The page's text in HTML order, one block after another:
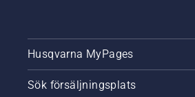
Husqvarna MyPages
Sök försäljningsplats